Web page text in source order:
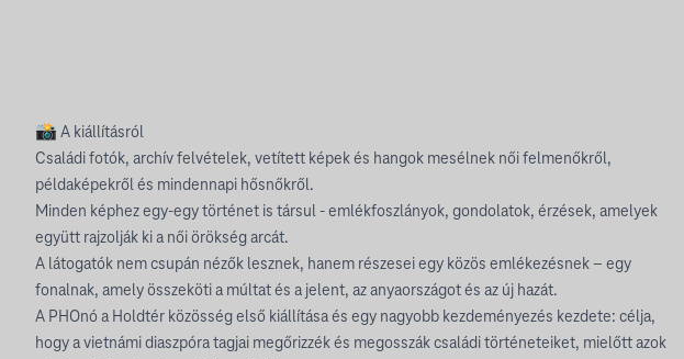
📸 A kiállításról
Családi fotók, archív felvételek, vetített képek és hangok mesélnek női felmenőkről,
példaképekről és mindennapi hősnőkről.
Minden képhez egy-egy történet is társul - emlékfoszlányok, gondolatok, érzések, amelyek
együtt rajzolják ki a női örökség arcát.
A látogatók nem csupán nézők lesznek, hanem részesei egy közös emlékezésnek – egy
fonalnak, amely összeköti a múltat és a jelent, az anyaországot és az új hazát.
A PHOnó a Holdtér közösség első kiállítása és egy nagyobb kezdeményezés kezdete: célja,
hogy a vietnámi diaszpóra tagjai megőrizzék és megosszák családi történeteiket, mielőtt azok